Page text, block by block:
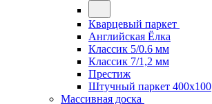
Кварцевый паркет
Английская Ёлка
Классик 5/0.6 мм
Классик 7/1,2 мм
Престиж
Штучный паркет 400x100
Массивная доска